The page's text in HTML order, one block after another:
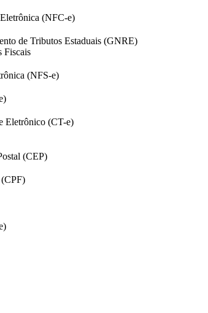
(NFC-e)
de Tributos Estaduais (GNRE)
Fiscais
(NFS-e)
Eletrônico (CT-e)
(CEP)
(CPF)